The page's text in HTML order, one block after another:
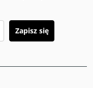
Zapisz się